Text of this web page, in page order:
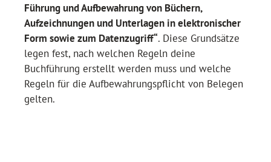
Führung und Aufbewahrung von Büchern,
Aufzeichnungen und Unterlagen in elektronischer
Form sowie zum Datenzugriff“. Diese Grundsätze
legen fest, nach welchen Regeln deine
Buchführung erstellt werden muss und welche
Regeln für die Aufbewahrungspflicht von Belegen
gelten.